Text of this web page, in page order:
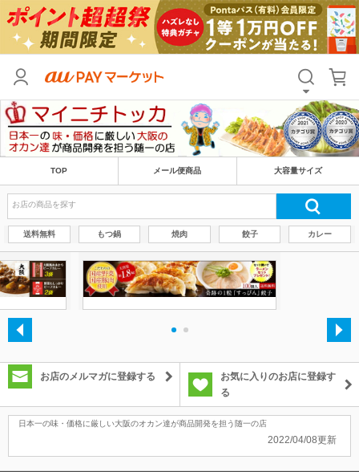
TOP メール便商品 大容量サイズ
送料無料 もつ鍋 焼肉 餃子 カレー
お店のメルマガに登録する
お気に入りのお店に登録す
る
日本一の味・価格に厳しい大阪のオカン達が商品開発を担う随一の店
2022/04/08更新